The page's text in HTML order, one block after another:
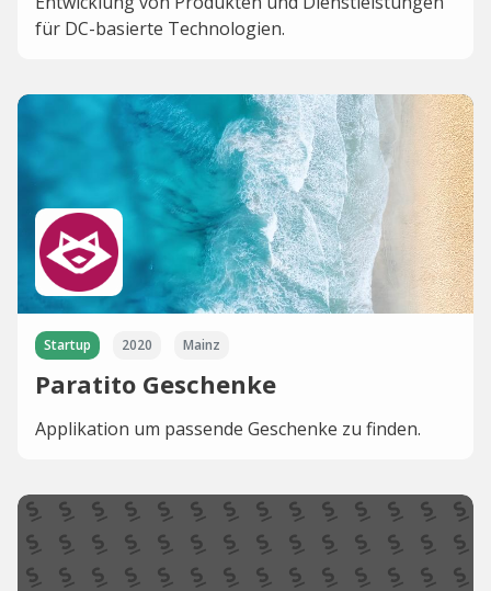
für DC-basierte Technologien.
Startup 2020 Mainz
Paratito Geschenke
Applikation um passende Geschenke zu finden.